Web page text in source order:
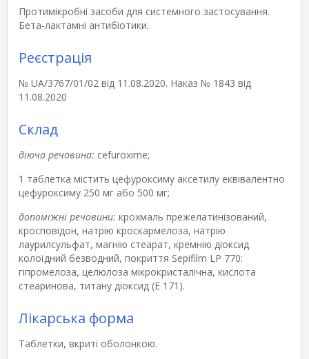
Протимікробні засоби для системного застосування.
Бета-лактамні антибіотики.
Реєстрація
№ UA/3767/01/02 від 11.08.2020. Наказ № 1843 від
11.08.2020
Склад
діюча речовина: cefuroxime;
1 таблетка містить цефуроксиму аксетилу еквівалентно
цефуроксиму 250 мг або 500 мг;
допоміжні речовини: крохмаль прежелатинізований,
кросповідон, натрію кроскармелоза, натрію
лаурилсульфат, магнію стеарат, кремнію діоксид
колоїдний безводний, покриття Sepifilm LP 770:
гіпромелоза, целюлоза мікрокристалічна, кислота
стеаринова, титану діоксид (Е 171).
Лікарська форма
Таблетки, вкриті оболонкою.